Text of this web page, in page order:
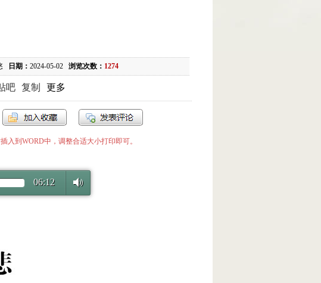
日期： 2024-05-02 浏览次数： 1274
吧 复制 更多
入到WORD中，调整合适大小打印即可。
06:12